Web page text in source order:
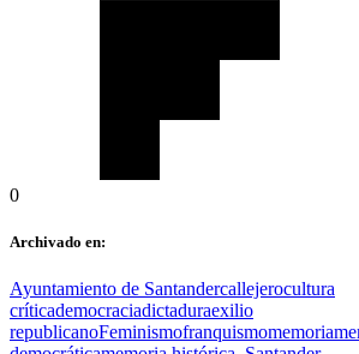
0
Archivado en:
Ayuntamiento de Santandercallejerocultura
críticademocraciadictaduraexilio
republicanoFeminismofranquismomemoria